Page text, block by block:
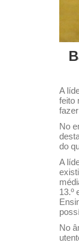
A
feito
No
do
A
13.º
No